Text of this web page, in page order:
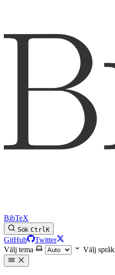
BibTeX
Sök CtrlK
GitHub
Twitter
Välj tema
Välj språk